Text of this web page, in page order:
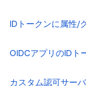
IDトークンに属性/
OIDCアプリのIDト
カスタム認可サー